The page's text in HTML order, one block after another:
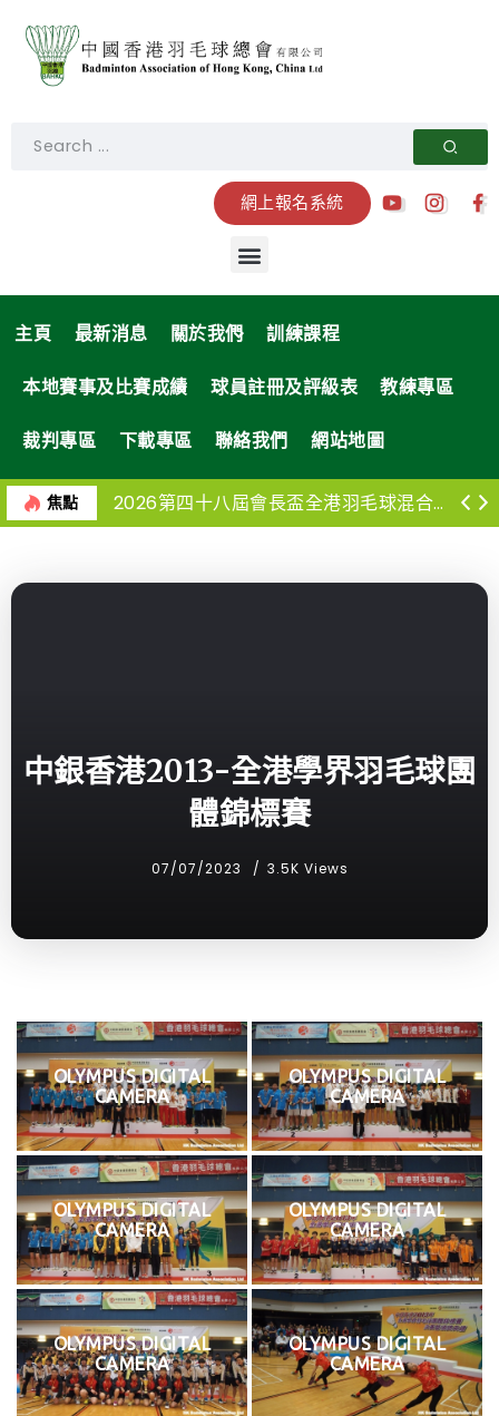
網上報名系統
主頁 最新消息 關於我們 訓練課程
本地賽事及比賽成績 球員註冊及評級表 教練專區
裁判專區 下載專區 聯絡我們 網站地圖
焦點 2026第四十八屆會長盃全港羽毛球混合團體錦標賽-報名球隊名單
中銀香港2013-全港學界羽毛球團
體錦標賽
07/07/2023 3.5K Views
OLYMPUS DIGITAL
CAMERA
OLYMPUS DIGITAL
CAMERA
OLYMPUS DIGITAL
CAMERA
OLYMPUS DIGITAL
CAMERA
OLYMPUS DIGITAL
CAMERA
OLYMPUS DIGITAL
CAMERA